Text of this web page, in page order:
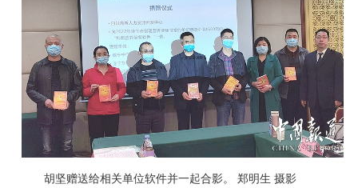
胡坚赠送给相关单位软件并一起合影。 郑明生 摄影